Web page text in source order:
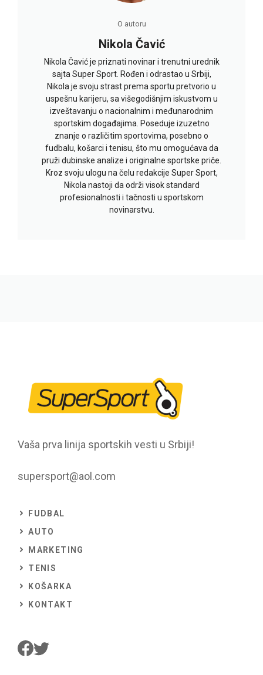
O autoru
Nikola Čavić
Nikola Čavić je priznati novinar i trenutni urednik
sajta Super Sport. Rođen i odrastao u Srbiji,
Nikola je svoju strast prema sportu pretvorio u
uspešnu karijeru, sa višegodišnjim iskustvom u
izveštavanju o nacionalnim i međunarodnim
sportskim događajima. Poseduje izuzetno
znanje o različitim sportovima, posebno o
fudbalu, košarci i tenisu, što mu omogućava da
pruži dubinske analize i originalne sportske priče.
Kroz svoju ulogu na čelu redakcije Super Sport,
Nikola nastoji da održi visok standard
profesionalnosti i tačnosti u sportskom
novinarstvu.
Vaša prva linija sportskih vesti u Srbiji!
supersport@aol.com
FUDBAL
AUTO
MARKETING
TENIS
KOŠARKA
KONTAKT